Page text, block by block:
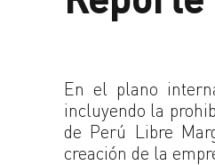
En el plano
incluyendo la
de Perú Libre
creación de la